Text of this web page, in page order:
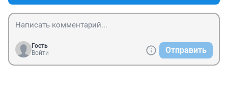
Гость
Войти
Отправить